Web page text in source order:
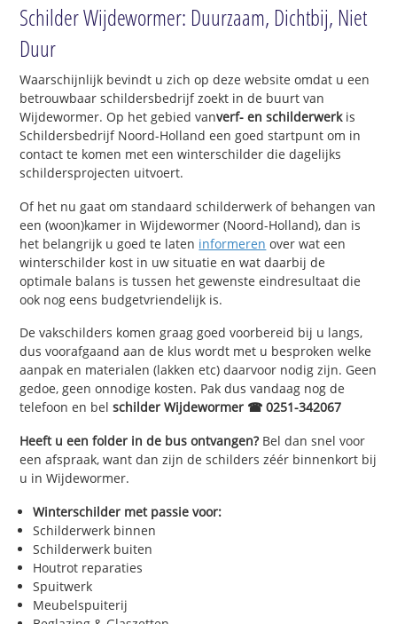
Schilder Wijdewormer: Duurzaam, Dichtbij, Niet
Duur
Waarschijnlijk bevindt u zich op deze website omdat u een
betrouwbaar schildersbedrijf zoekt in de buurt van
Wijdewormer. Op het gebied vanverf- en schilderwerkis
Schildersbedrijf Noord-Holland een goed startpunt om in
contact te komen met een winterschilder die dagelijks
schildersprojecten uitvoert.
Of het nu gaat om standaard schilderwerk of behangen van
een (woon)kamer in Wijdewormer (Noord-Holland), dan is
het belangrijk u goed te laten informeren over wat een
winterschilder kost in uw situatie en wat daarbij de
optimale balans is tussen het gewenste eindresultaat die
ook nog eens budgetvriendelijk is.
De vakschilders komen graag goed voorbereid bij u langs,
dus voorafgaand aan de klus wordt met u besproken welke
aanpak en materialen (lakken etc) daarvoor nodig zijn. Geen
gedoe, geen onnodige kosten. Pak dus vandaag nog de
telefoon en belschilder Wijdewormer ☎ 0251-342067
Heeft u een folder in de bus ontvangen?Bel dan snel voor
een afspraak, want dan zijn de schilders zéér binnenkort bij
u in Wijdewormer.
Winterschilder met passie voor:
Schilderwerk binnen
Schilderwerk buiten
Houtrot reparaties
Spuitwerk
Meubelspuiterij